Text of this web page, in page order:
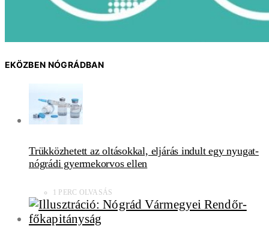
EKÖZBEN NÓGRÁDBAN
Trükközhetett az oltásokkal, eljárás indult egy nyugat-
nógrádi gyermekorvos ellen
1 PERC OLVASÁS